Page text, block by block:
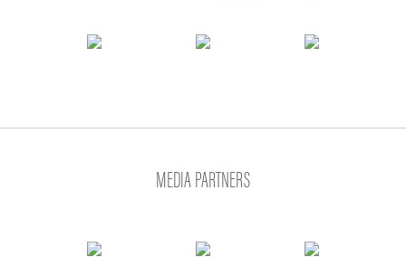
MEDIA PARTNERS